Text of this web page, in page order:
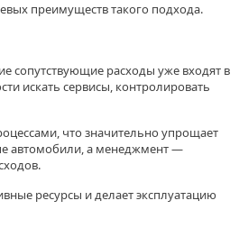
преимуществ такого подхода.
сопутствующие расходы уже входят в
искать сервисы, контролировать
что значительно упрощает
автомобили, а менеджмент —
ресурсы и делает эксплуатацию